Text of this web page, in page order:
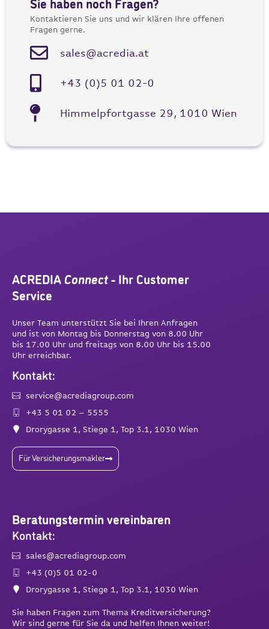
Sie haben noch Fragen?
Kontaktieren Sie uns und wir klären Ihre offenen
Fragen gerne.
sales@acredia.at
+43 (0)5 01 02-0
Himmelpfortgasse 29, 1010 Wien
ACREDIA Connect- Ihr Customer
Service
Unser Team unterstützt Sie bei Ihren Anfragen
und ist von Montag bis Donnerstag von 8.00 Uhr
bis 17.00 Uhr und freitags von 8.00 Uhr bis 15.00
Uhr erreichbar.
Kontakt:
service@acrediagroup.com
+43 5 01 02 – 5555
Drorygasse 1, Stiege 1, Top 3.1, 1030 Wien
Für Versicherungsmakler
Beratungstermin vereinbaren
Kontakt:
sales@acrediagroup.com
+43 (0)5 01 02-0
Drorygasse 1, Stiege 1, Top 3.1, 1030 Wien
Sie haben Fragen zum Thema Kreditversicherung?
Wir sind gerne für Sie da und helfen Ihnen weiter!